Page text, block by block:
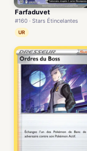
Farfaduvet
#160 · Stars Étincelantes
UR